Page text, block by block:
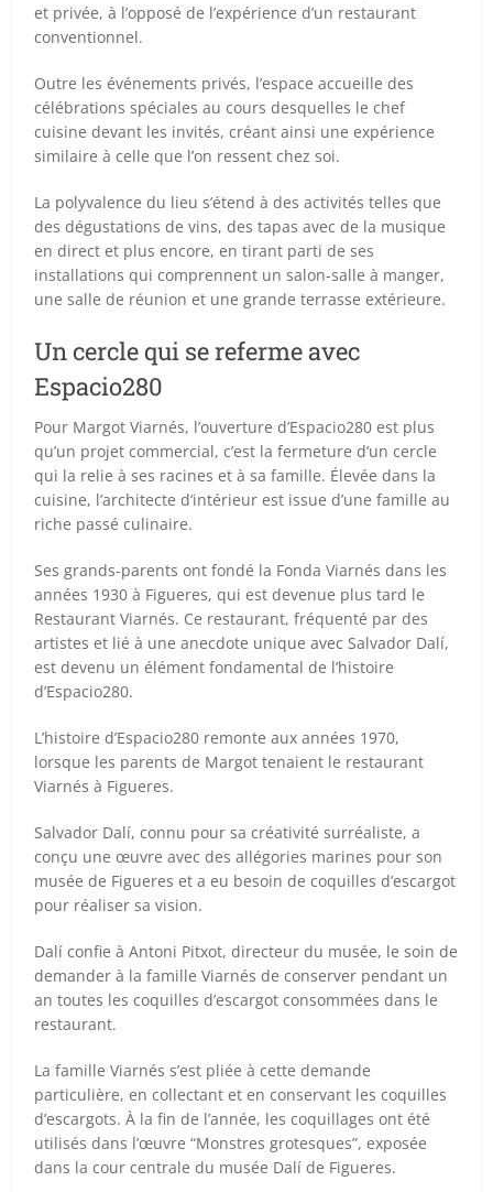
et privée, à l’opposé de l’expérience d’un restaurant
conventionnel.
Outre les événements privés, l’espace accueille des
célébrations spéciales au cours desquelles le chef
cuisine devant les invités, créant ainsi une expérience
similaire à celle que l’on ressent chez soi.
La polyvalence du lieu s’étend à des activités telles que
des dégustations de vins, des tapas avec de la musique
en direct et plus encore, en tirant parti de ses
installations qui comprennent un salon-salle à manger,
une salle de réunion et une grande terrasse extérieure.
Un cercle qui se referme avec
Espacio280
Pour Margot Viarnés, l’ouverture d’Espacio280 est plus
qu’un projet commercial, c’est la fermeture d’un cercle
qui la relie à ses racines et à sa famille. Élevée dans la
cuisine, l’architecte d’intérieur est issue d’une famille au
riche passé culinaire.
Ses grands-parents ont fondé la Fonda Viarnés dans les
années 1930 à Figueres, qui est devenue plus tard le
Restaurant Viarnés. Ce restaurant, fréquenté par des
artistes et lié à une anecdote unique avec Salvador Dalí,
est devenu un élément fondamental de l’histoire
d’Espacio280.
L’histoire d’Espacio280 remonte aux années 1970,
lorsque les parents de Margot tenaient le restaurant
Viarnés à Figueres.
Salvador Dalí, connu pour sa créativité surréaliste, a
conçu une œuvre avec des allégories marines pour son
musée de Figueres et a eu besoin de coquilles d’escargot
pour réaliser sa vision.
Dalí confie à Antoni Pitxot, directeur du musée, le soin de
demander à la famille Viarnés de conserver pendant un
an toutes les coquilles d’escargot consommées dans le
restaurant.
La famille Viarnés s’est pliée à cette demande
particulière, en collectant et en conservant les coquilles
d’escargots. À la fin de l’année, les coquillages ont été
utilisés dans l’œuvre “Monstres grotesques”, exposée
dans la cour centrale du musée Dalí de Figueres.